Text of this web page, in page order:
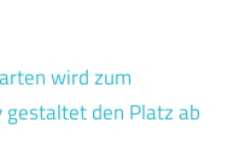
wird zum
gestaltet den Platz ab